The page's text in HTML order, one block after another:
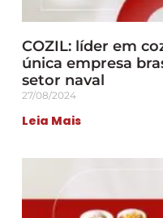
COZIL: líder em
única empresa
setor naval
27/08/2024
Leia Mais